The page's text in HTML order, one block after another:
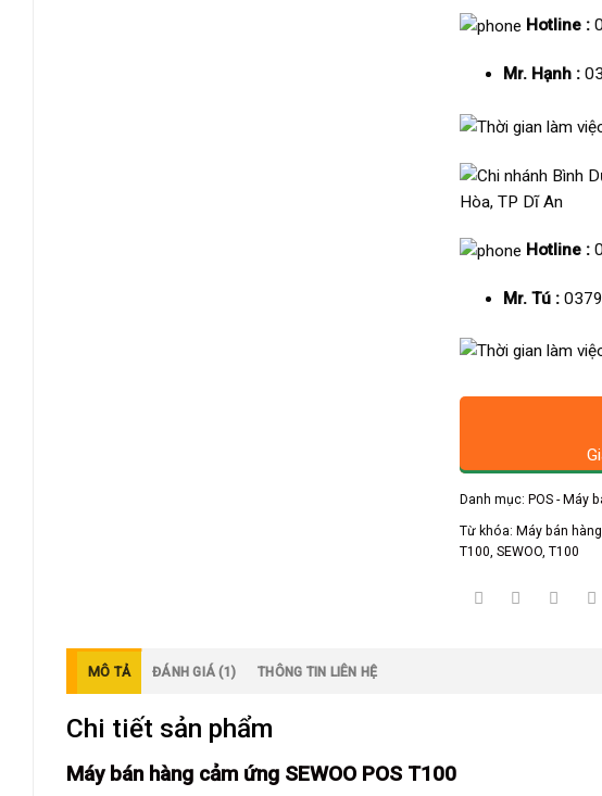
Hotline :
Mr. Hạnh :
Hòa, TP Dĩ An
Hotline :
Mr. Tú :
Danh mục: POS - Máy
Từ khóa: Máy bán
T100,SEWOO,T100
MÔ TẢ ĐÁNH GIÁ (1) THÔNG TIN LIÊN HỆ
Chi tiết sản phẩm
Máy bán hàng cảm ứng SEWOO POS T100